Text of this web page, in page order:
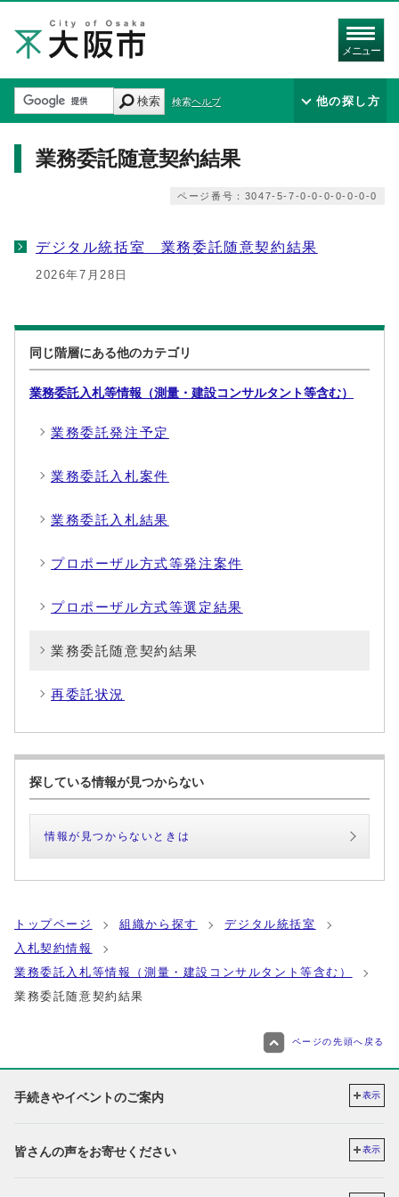
メニュー
検索 検索ヘルプ 他の探し方
業務委託随意契約結果
ページ番号：3047-5-7-0-0-0-0-0-0-0
デジタル統括室 業務委託随意契約結果
2026年7月28日
同じ階層にある他のカテゴリ
業務委託入札等情報（測量・建設コンサルタント等含む）
業務委託発注予定
業務委託入札案件
業務委託入札結果
プロポーザル方式等発注案件
プロポーザル方式等選定結果
業務委託随意契約結果
再委託状況
探している情報が見つからない
情報が見つからないときは
トップページ 組織から探す
デジタル統括室
入札契約情報
業務委託入札等情報（測量・建設コンサルタント等含む）
業務委託随意契約結果
ページの先頭へ戻る
手続きやイベントのご案内 表示
皆さんの声をお寄せください 表示